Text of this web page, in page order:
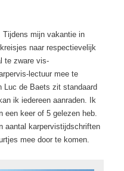
Tijdens mijn vakantie in
naar respectievelijk
te zware vis-
lectuur mee te
Luc de Baets zit standaard
ik iedereen aanraden. Ik
een keer of 5 gelezen heb.
aantal karpervistijdschriften
mee door te komen.